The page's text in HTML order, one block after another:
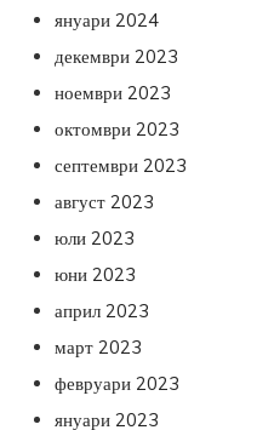
януари 2024
декември 2023
ноември 2023
октомври 2023
септември 2023
август 2023
юли 2023
юни 2023
април 2023
март 2023
февруари 2023
януари 2023